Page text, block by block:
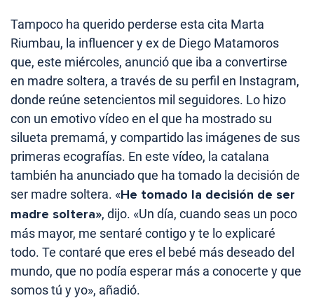
Tampoco ha querido perderse esta cita Marta
Riumbau, la influencer y ex de Diego Matamoros
que, este miércoles, anunció que iba a convertirse
en madre soltera, a través de su perfil en Instagram,
donde reúne setencientos mil seguidores. Lo hizo
con un emotivo vídeo en el que ha mostrado su
silueta premamá, y compartido las imágenes de sus
primeras ecografías. En este vídeo, la catalana
también ha anunciado que ha tomado la decisión de
ser madre soltera. «He tomado la decisión de ser
madre soltera», dijo. «Un día, cuando seas un poco
más mayor, me sentaré contigo y te lo explicaré
todo. Te contaré que eres el bebé más deseado del
mundo, que no podía esperar más a conocerte y que
somos tú y yo», añadió.